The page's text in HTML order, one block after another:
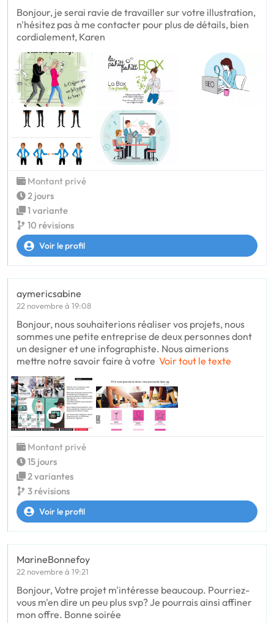
Bonjour, je serai ravie de travailler sur votre illustration,
n'hésitez pas à me contacter pour plus de détails, bien
cordialement, Karen
Montant privé
2 jours
1 variante
10 révisions
Voir le profil
aymericsabine
22 novembre à 19:08
Bonjour, nous souhaiterions réaliser vos projets, nous
sommes une petite entreprise de deux personnes dont
un designer et une infographiste. Nous aimerions
mettre notre savoir faire à votre Voir tout le texte
Montant privé
15 jours
2 variantes
3 révisions
Voir le profil
MarineBonnefoy
22 novembre à 19:21
Bonjour, Votre projet m'intéresse beaucoup. Pourriez-
vous m'en dire un peu plus svp? Je pourrais ainsi affiner
mon offre. Bonne soirée